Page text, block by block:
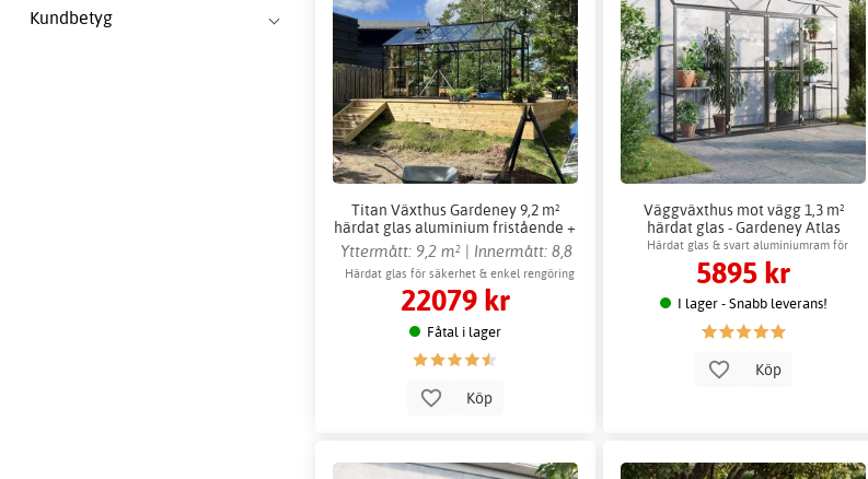
Kundbetyg
Titan Växthus Gardeney 9,2 m²
härdat glas aluminium fristående +
Växthustillbehör
Yttermått: 9,2 m² | Innermått: 8,8
m²
Härdat glas för säkerhet & enkel rengöring
22079 kr
Fåtal i lager
Köp
Väggväxthus mot vägg 1,3 m²
härdat glas - Gardeney Atlas
Härdat glas & svart aluminiumram för
hållbarhet
5895 kr
I lager - Snabb leverans!
Köp